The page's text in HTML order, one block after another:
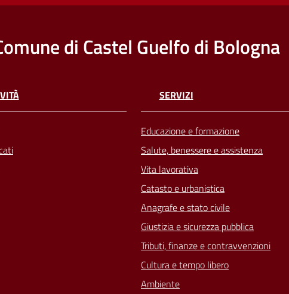
di Castel Guelfo di Bologna
SERVIZI
Educazione e formazione
Salute, benessere e assistenza
Vita lavorativa
Catasto e urbanistica
Anagrafe e stato civile
Giustizia e sicurezza pubblica
Tributi, finanze e contravvenzioni
Cultura e tempo libero
Ambiente